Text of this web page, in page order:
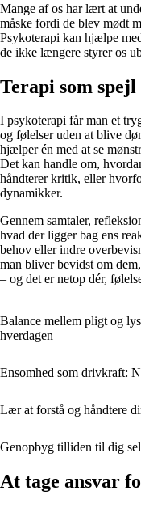
Mange af os har lært at
måske fordi de blev mødt
Psykoterapi kan hjælpe
de ikke længere styrer os
Terapi som
I psykoterapi får man et
og følelser uden at blive
hjælper én med at se
Det kan handle om,
håndterer kritik, eller
dynamikker.
Gennem samtaler,
hvad der ligger bag ens
behov eller indre
man bliver bevidst om
– og det er netop dér,
Balance mellem pligt og
hverdagen
Ensomhed som drivkraft:
Lær at forstå og håndtere
Genopbyg tilliden til dig
At tage ansvar